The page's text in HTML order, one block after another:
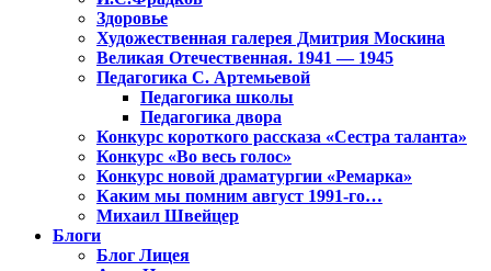
Здоровье
Художественная галерея Дмитрия Москина
Великая Отечественная. 1941 — 1945
Педагогика С. Артемьевой
Педагогика школы
Педагогика двора
Конкурс короткого рассказа «Сестра таланта»
Конкурс «Во весь голос»
Конкурс новой драматургии «Ремарка»
Каким мы помним август 1991-го…
Михаил Швейцер
Блоги
Блог Лицея